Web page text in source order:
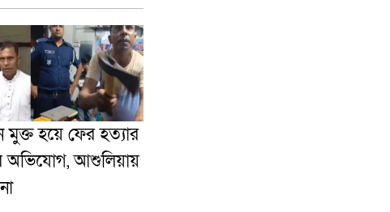
মুক্ত হয়ে ফের হত্যার
অভিযোগ, আশুলিয়ায়